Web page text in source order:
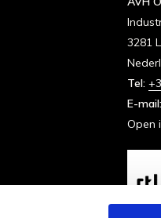
3281
Tel:
E-mail:
Open